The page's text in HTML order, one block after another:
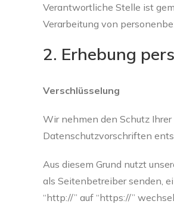
Verantwortliche Stelle ist
Verarbeitung von
2. Erhebung
Verschlüsselung
Wir nehmen den Schutz
Datenschutzvorschriften
Aus diesem Grund nutzt
als Seitenbetreiber senden,
“http://” auf “https://”